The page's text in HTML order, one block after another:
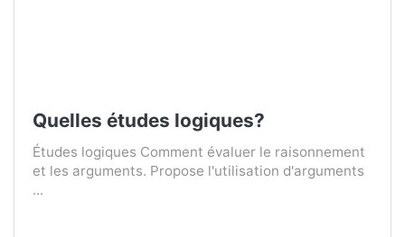
Quelles études logiques?
Études logiques Comment évaluer le raisonnement
et les arguments. Propose l'utilisation d'arguments
...